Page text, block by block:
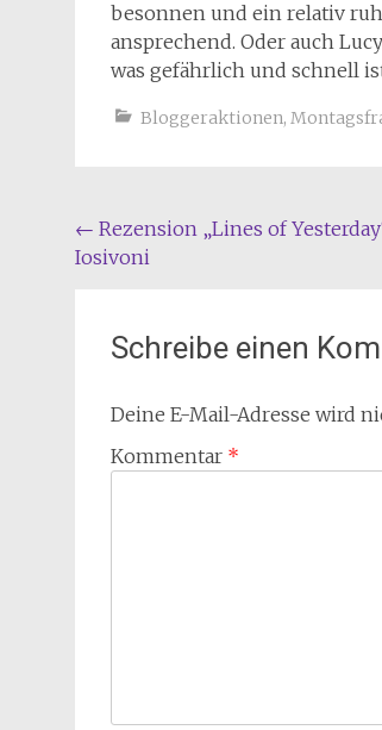
besonnen und ein relativ
ansprechend. Oder auch
was gefährlich und schnell
Bloggeraktionen,
Beitragsnavigation
← Rezension „Lines of
Iosivoni
Schreibe einen
Deine E-Mail-Adresse wird
Kommentar *